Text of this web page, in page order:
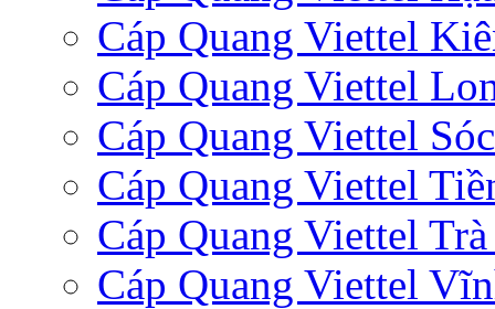
Cáp Quang Viettel
Cáp Quang Viettel
Cáp Quang Viettel
Cáp Quang Viettel
Cáp Quang Viettel
Cáp Quang Viettel